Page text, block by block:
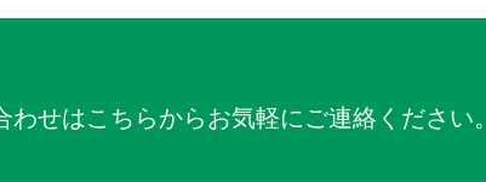
わせはこちらからお気軽にご連絡ください。